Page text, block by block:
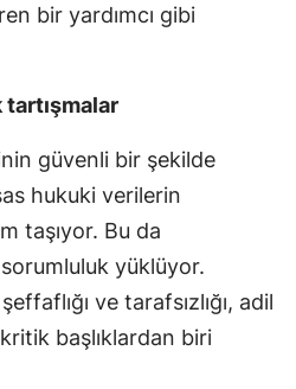
bir yardımcı gibi
güvenli bir şekilde
hukuki verilerin
taşıyor. Bu da
yüklüyor.
ve tarafsızlığı, adil
başlıklardan biri